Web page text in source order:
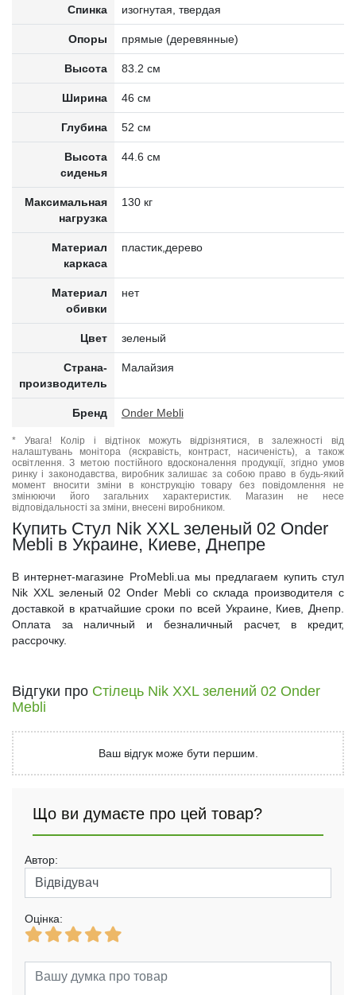
Спинка изогнутая, твердая
Опоры прямые (деревянные)
Высота 83.2 см
Ширина 46 см
Глубина 52 см
Высота
сиденья
44.6 см
Максимальная
нагрузка
130 кг
Материал
каркаса
пластик,дерево
Материал
обивки
нет
Цвет зеленый
Страна-
производитель
Малайзия
Бренд Onder Mebli
* Увага! Колір і відтінок можуть відрізнятися, в залежності від
налаштувань монітора (яскравість, контраст, насиченість), а також
освітлення. З метою постійного вдосконалення продукції, згідно умов
ринку і законодавства, виробник залишає за собою право в будь-який
момент вносити зміни в конструкцію товару без повідомлення не
змінюючи його загальних характеристик. Магазин не несе
відповідальності за зміни, внесені виробником.
Купить Стул Nik XXL зеленый 02 Onder
Mebli в Украине, Киеве, Днепре
В интернет-магазине ProMebli.ua мы предлагаем купить стул
Nik XXL зеленый 02 Onder Mebli со склада производителя с
доставкой в кратчайшие сроки по всей Украине, Киев, Днепр.
Оплата за наличный и безналичный расчет, в кредит,
рассрочку.
Відгуки про Стілець Nik XXL зелений 02 Onder
Mebli
Ваш відгук може бути першим.
Що ви думаєте про цей товар?
Автор:
Оцінка: